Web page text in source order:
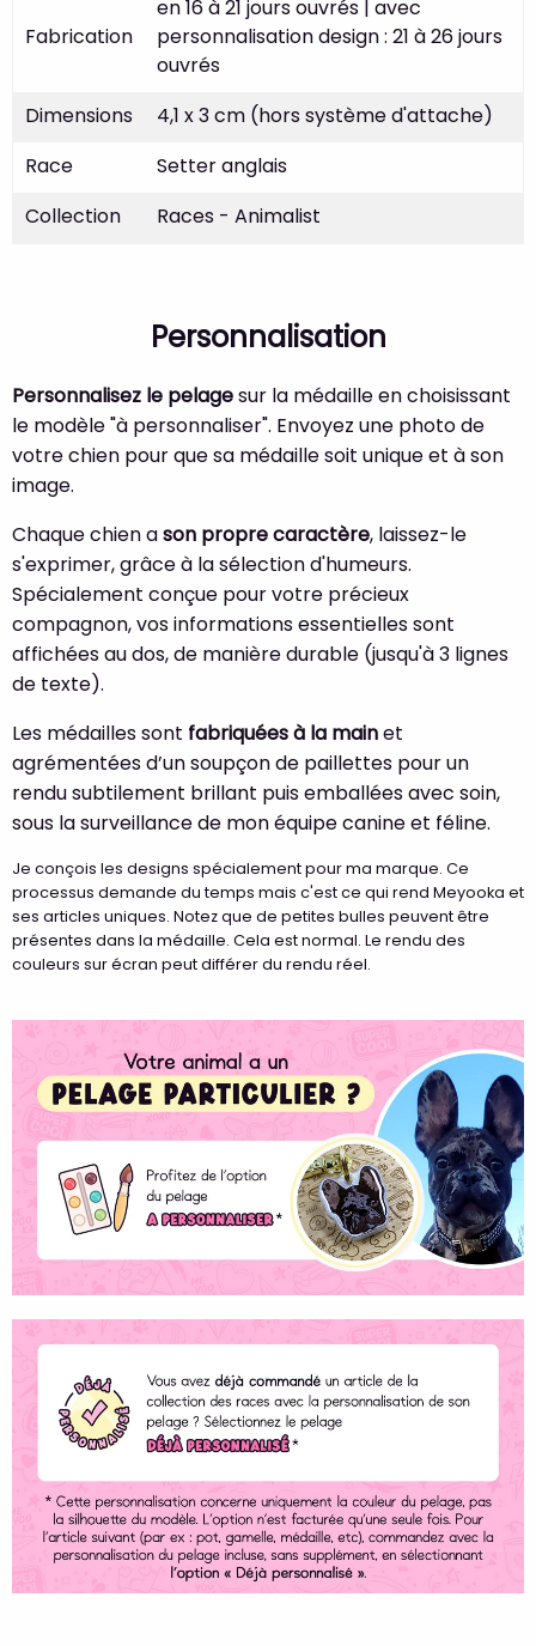
Fabrication
en 16 à 21 jours ouvrés | avec
personnalisation design : 21 à 26 jours
ouvrés
Dimensions
4,1 x 3 cm (hors système d'attache)
Race
Setter anglais
Collection
Races - Animalist
Personnalisation
Personnalisez le pelagesur la médaille en choisissant
le modèle "à personnaliser". Envoyez une photo de
votre chien pour que sa médaille soit unique et à son
image.
Chaque chien ason propre caractère, laissez-le
s'exprimer, grâce à la sélection d'humeurs.
Spécialement conçue pour votre précieux
compagnon, vos informations essentielles sont
affichées au dos, de manière durable (jusqu'à 3 lignes
de texte).
Les médailles sont fabriquées à la mainet
agrémentées d’un soupçon de paillettes pour un
rendu subtilement brillant puis emballées avec soin,
sous la surveillance de mon équipe canine et féline.
Je conçois les designs spécialement pour ma marque. Ce
processus demande du temps mais c'est ce qui rend Meyooka et
ses articles uniques. Notez que de petites bulles peuvent être
présentes dans la médaille. Cela est normal. Le rendu des
couleurs sur écran peut différer du rendu réel.